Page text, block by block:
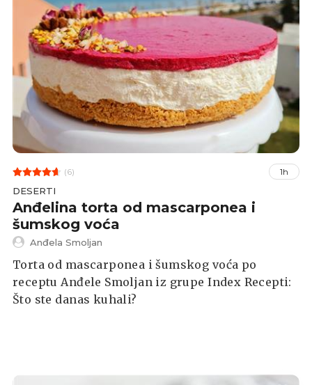
(6) 1h
DESERTI
Anđelina torta od mascarponea i
šumskog voća
Anđela Smoljan
Torta od mascarponea i šumskog voća po
receptu Anđele Smoljan iz grupe Index Recepti:
Što ste danas kuhali?